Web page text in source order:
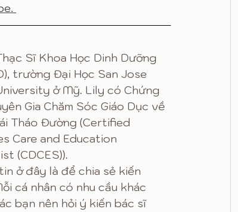
Sĩ Khoa Học Dinh Dưỡng
trường Đại Học San Jose
ở Mỹ. Lily có Chứng
Gia Chăm Sóc Giáo Dục về
Tháo Đường (Certified
Care and Education
(CDCES)).
ở đây là để chia sẻ kiến
cá nhân có nhu cầu khác
bạn nên hỏi ý kiến bác sĩ